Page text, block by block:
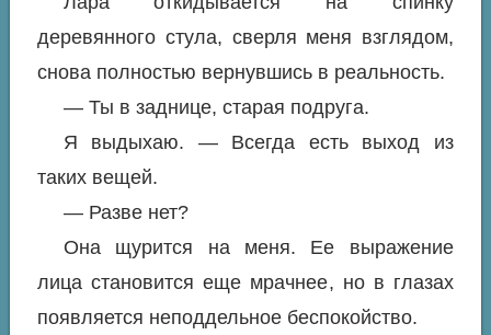
деревянного стула, сверля меня взглядом,
снова полностью вернувшись в реальность.
— Ты в заднице, старая подруга.
Я выдыхаю. — Всегда есть выход из
таких вещей.
— Разве нет?
Она щурится на меня. Ее выражение
лица становится еще мрачнее, но в глазах
появляется неподдельное беспокойство.